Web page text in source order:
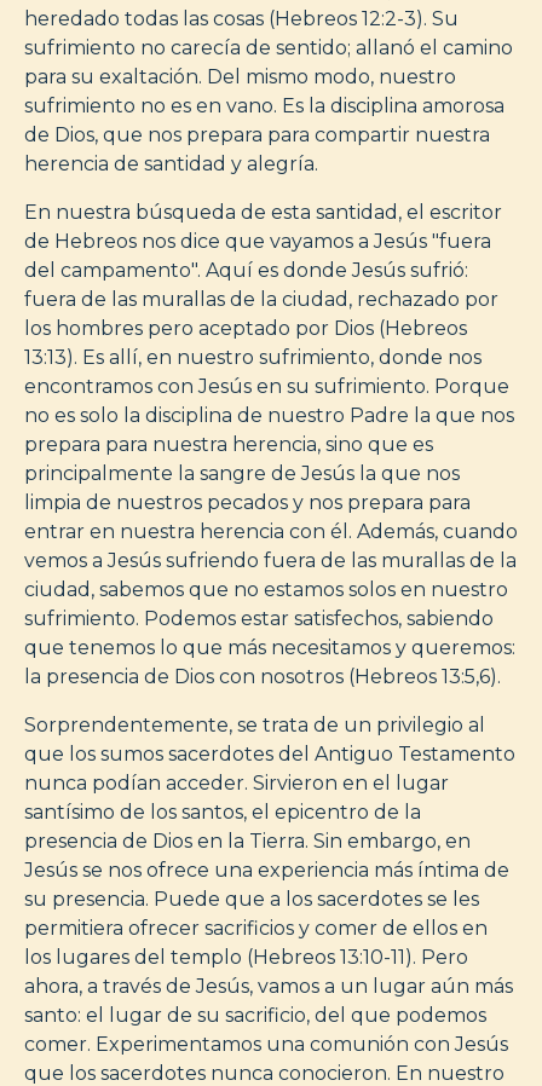
heredado todas las cosas (Hebreos 12:2-3). Su
sufrimiento no carecía de sentido; allanó el camino
para su exaltación. Del mismo modo, nuestro
sufrimiento no es en vano. Es la disciplina amorosa
de Dios, que nos prepara para compartir nuestra
herencia de santidad y alegría.
En nuestra búsqueda de esta santidad, el escritor
de Hebreos nos dice que vayamos a Jesús "fuera
del campamento". Aquí es donde Jesús sufrió:
fuera de las murallas de la ciudad, rechazado por
los hombres pero aceptado por Dios (Hebreos
13:13). Es allí, en nuestro sufrimiento, donde nos
encontramos con Jesús en su sufrimiento. Porque
no es solo la disciplina de nuestro Padre la que nos
prepara para nuestra herencia, sino que es
principalmente la sangre de Jesús la que nos
limpia de nuestros pecados y nos prepara para
entrar en nuestra herencia con él. Además, cuando
vemos a Jesús sufriendo fuera de las murallas de la
ciudad, sabemos que no estamos solos en nuestro
sufrimiento. Podemos estar satisfechos, sabiendo
que tenemos lo que más necesitamos y queremos:
la presencia de Dios con nosotros (Hebreos 13:5,6).
Sorprendentemente, se trata de un privilegio al
que los sumos sacerdotes del Antiguo Testamento
nunca podían acceder. Sirvieron en el lugar
santísimo de los santos, el epicentro de la
presencia de Dios en la Tierra. Sin embargo, en
Jesús se nos ofrece una experiencia más íntima de
su presencia. Puede que a los sacerdotes se les
permitiera ofrecer sacrificios y comer de ellos en
los lugares del templo (Hebreos 13:10-11). Pero
ahora, a través de Jesús, vamos a un lugar aún más
santo: el lugar de su sacrificio, del que podemos
comer. Experimentamos una comunión con Jesús
que los sacerdotes nunca conocieron. En nuestro